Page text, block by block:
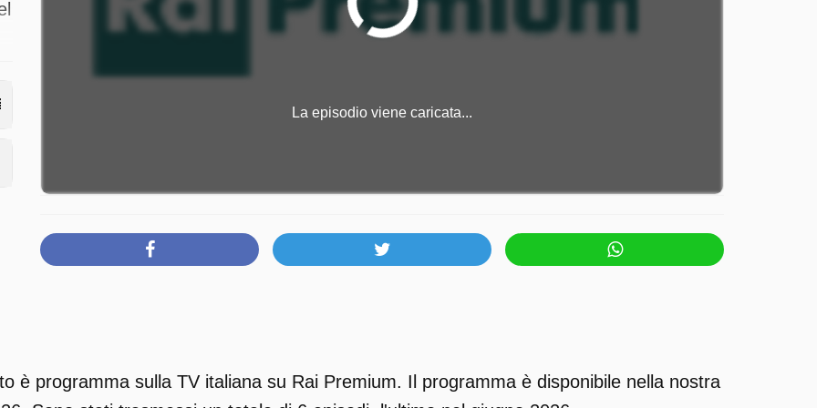
La episodio viene caricata...
è programma sulla TV italiana su Rai Premium. Il programma è disponibile nella nostra